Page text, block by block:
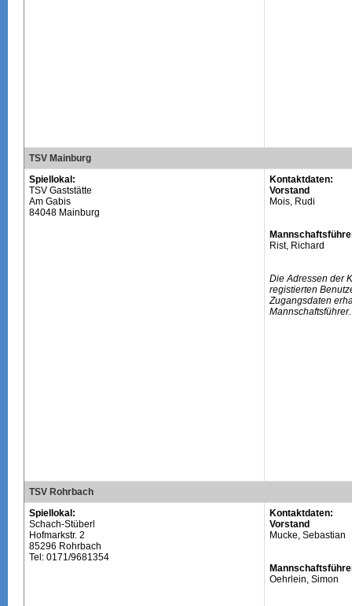
TSV Mainburg
Spiellokal:
TSV Gaststätte
Am Gabis
84048 Mainburg
Kontaktdaten:
Vorstand
Mois, Rudi
Rist, Richard
Die Adressen der
registierten
Zugangsdaten
Mannschaftsführer.
TSV Rohrbach
Spiellokal:
Schach-Stüberl
Hofmarkstr. 2
85296 Rohrbach
Tel: 0171/9681354
Kontaktdaten:
Vorstand
Mucke, Sebastian
Oehrlein, Simon